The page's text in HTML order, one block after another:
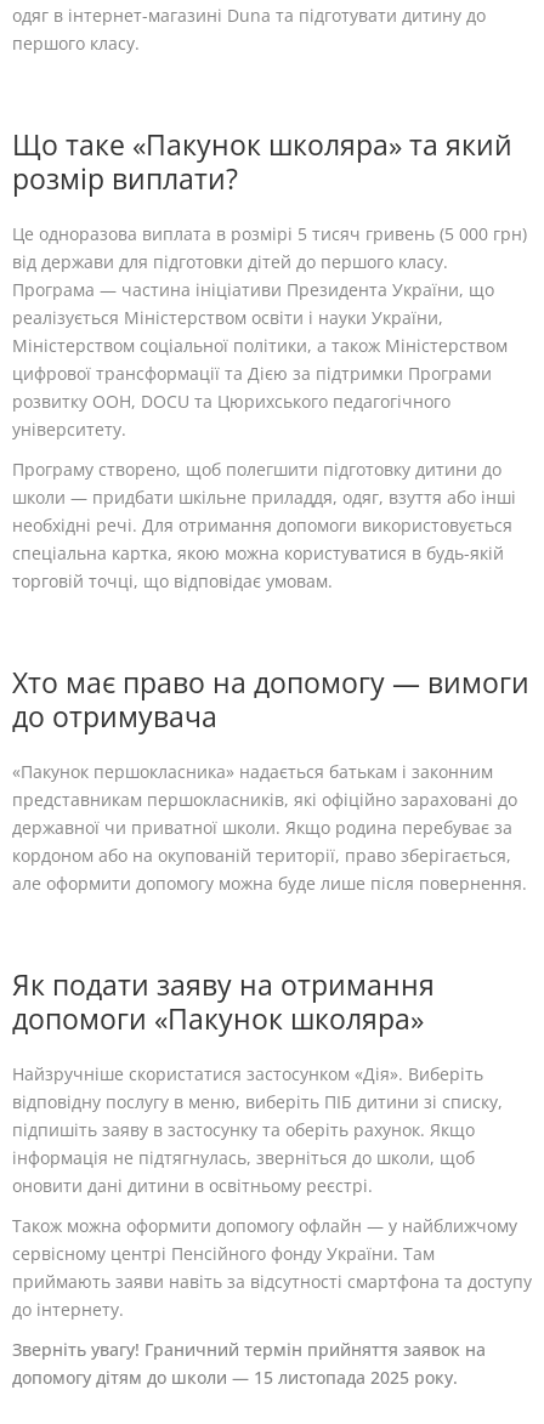
одяг в інтернет-магазині Duna та підготувати дитину до
першого класу.
Що таке «Пакунок школяра» та який
розмір виплати?
Це одноразова виплата в розмірі 5 тисяч гривень (5 000 грн)
від держави для підготовки дітей до першого класу.
Програма — частина ініціативи Президента України, що
реалізується Міністерством освіти і науки України,
Міністерством соціальної політики, а також Міністерством
цифрової трансформації та Дією за підтримки Програми
розвитку ООН, DOCU та Цюрихського педагогічного
університету.
Програму створено, щоб полегшити підготовку дитини до
школи — придбати шкільне приладдя, одяг, взуття або інші
необхідні речі. Для отримання допомоги використовується
спеціальна картка, якою можна користуватися в будь-якій
торговій точці, що відповідає умовам.
Хто має право на допомогу — вимоги
до отримувача
«Пакунок першокласника» надається батькам і законним
представникам першокласників, які офіційно зараховані до
державної чи приватної школи. Якщо родина перебуває за
кордоном або на окупованій території, право зберігається,
але оформити допомогу можна буде лише після повернення.
Як подати заяву на отримання
допомоги «Пакунок школяра»
Найзручніше скористатися застосунком «Дія». Виберіть
відповідну послугу в меню, виберіть ПІБ дитини зі списку,
підпишіть заяву в застосунку та оберіть рахунок. Якщо
інформація не підтягнулась, зверніться до школи, щоб
оновити дані дитини в освітньому реєстрі.
Також можна оформити допомогу офлайн — у найближчому
сервісному центрі Пенсійного фонду України. Там
приймають заяви навіть за відсутності смартфона та доступу
до інтернету.
Зверніть увагу! Граничний термін прийняття заявок на
допомогу дітям до школи — 15 листопада 2025 року.